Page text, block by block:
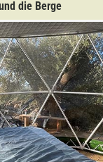
die Berge